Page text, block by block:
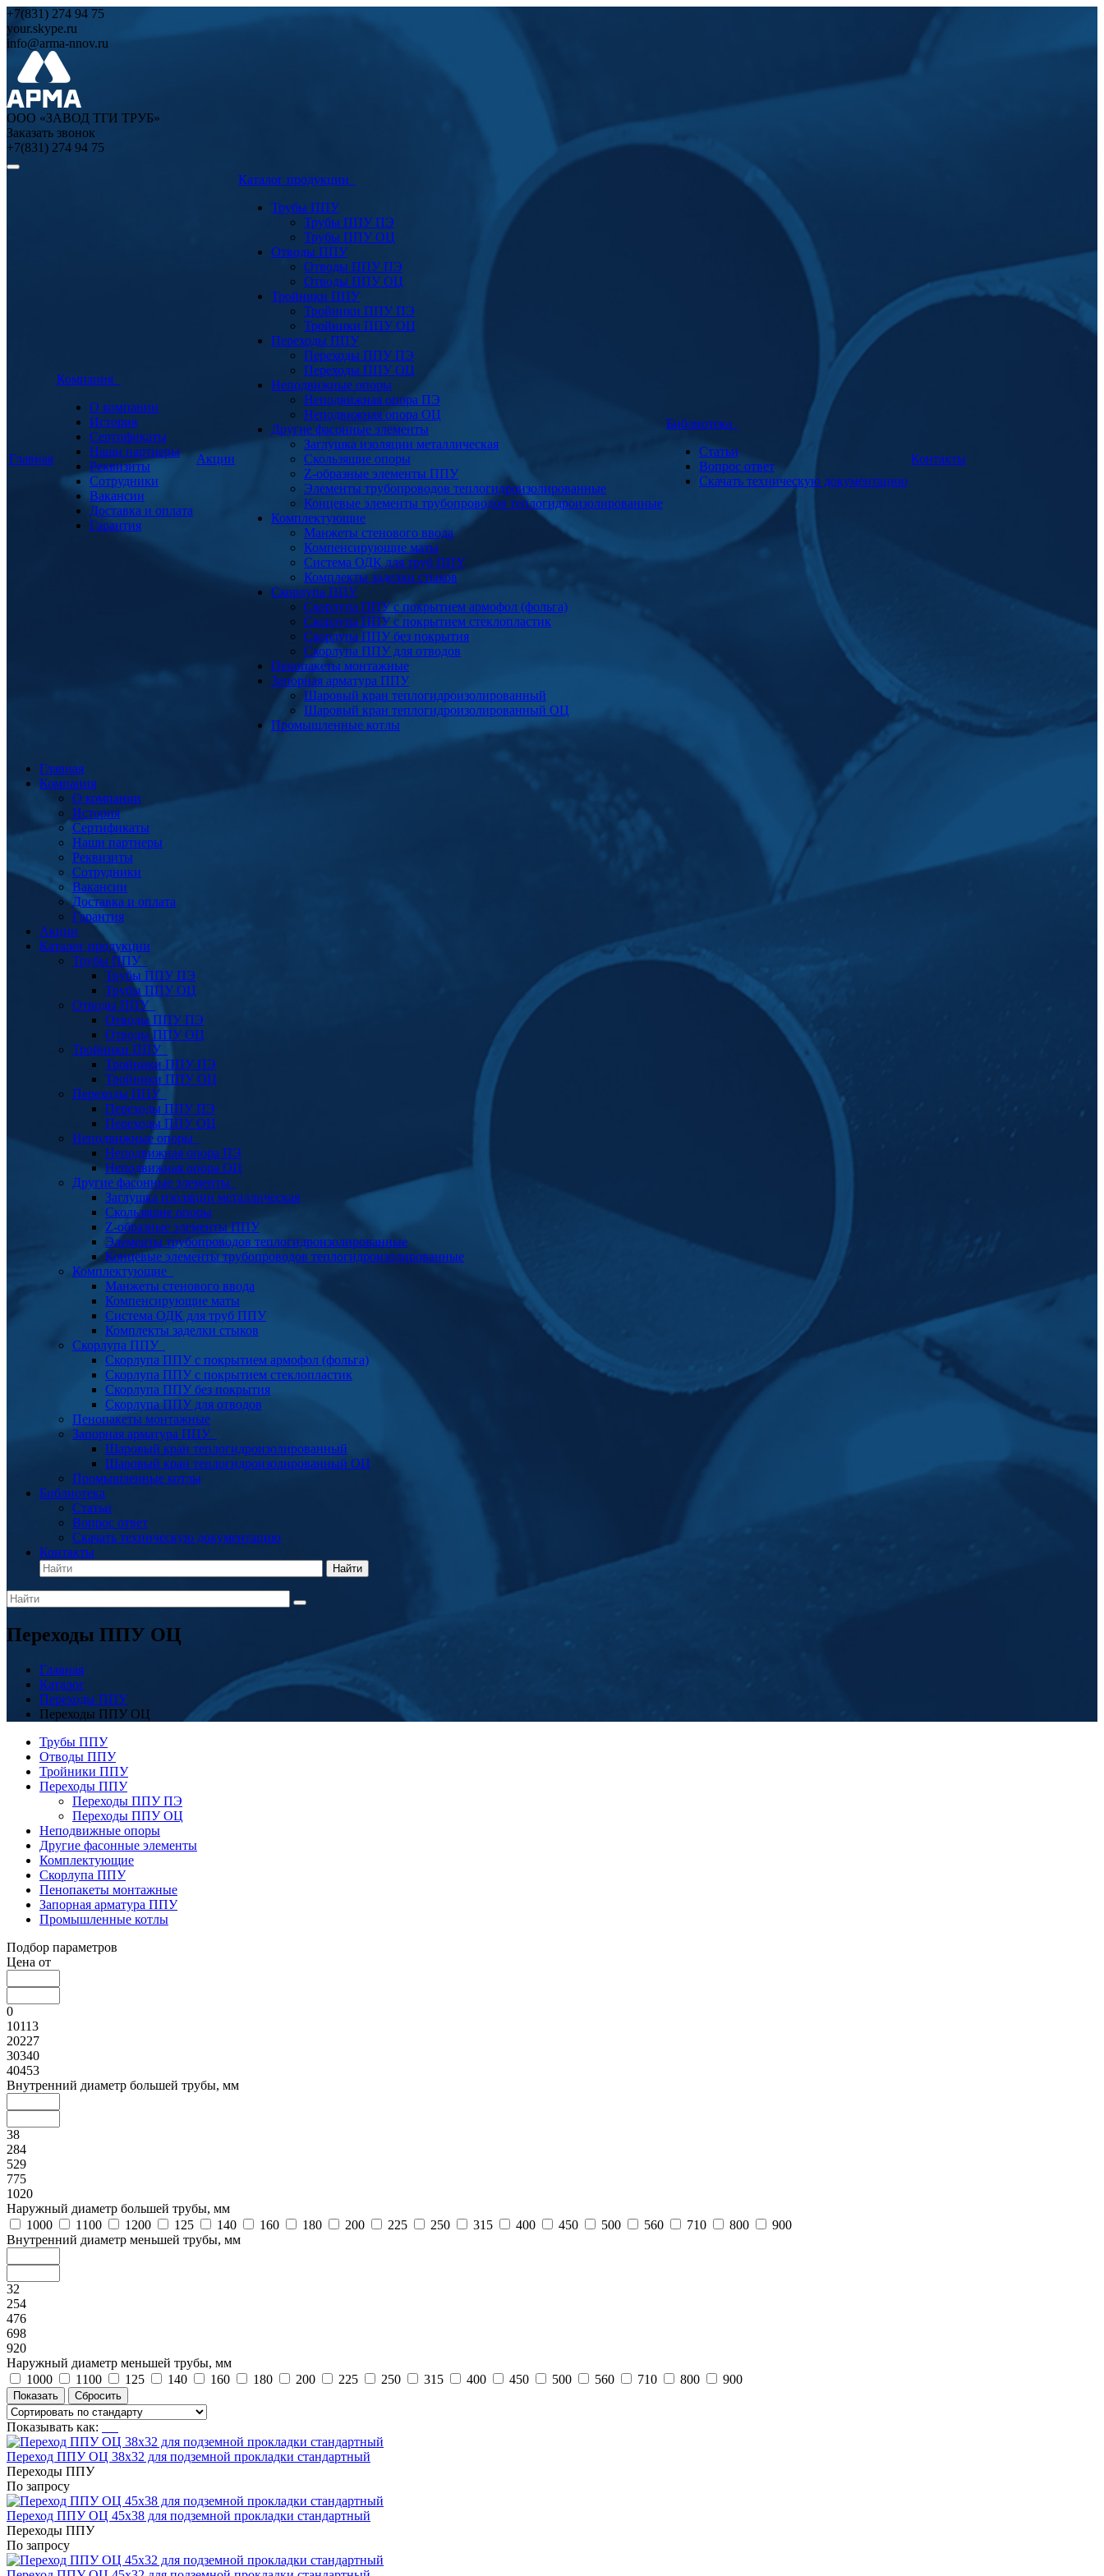
+7(831) 274 94 75
your.skype.ru
info@arma-nnov.ru
ООО «ЗАВОД ТГИ ТРУБ»
Заказать звонок
+7(831) 274 94 75
Главная
Компания
О компании
История
Сертификаты
Наши партнеры
Реквизиты
Сотрудники
Вакансии
Доставка и оплата
Гарантия
Акции
Каталог продукции
Трубы ППУ
Трубы ППУ ПЭ
Трубы ППУ ОЦ
Отводы ППУ
Отводы ППУ ПЭ
Отводы ППУ ОЦ
Тройники ППУ
Тройники ППУ ПЭ
Тройники ППУ ОЦ
Переходы ППУ
Переходы ППУ ПЭ
Переходы ППУ ОЦ
Неподвижные опоры
Неподвижная опора ПЭ
Неподвижная опора ОЦ
Другие фасонные элементы
Заглушка изоляции металлическая
Скользящие опоры
Z-образные элементы ППУ
Элементы трубопроводов теплогидроизолированные
Концевые элементы трубопроводов теплогидроизолированные
Комплектующие
Манжеты стенового ввода
Компенсирующие маты
Система ОДК для труб ППУ
Комплекты заделки стыков
Скорлупа ППУ
Скорлупа ППУ с покрытием армофол (фольга)
Скорлупа ППУ с покрытием стеклопластик
Скорлупа ППУ без покрытия
Скорлупа ППУ для отводов
Пенопакеты монтажные
Запорная арматура ППУ
Шаровый кран теплогидроизолированный
Шаровый кран теплогидроизолированный ОЦ
Промышленные котлы
Библиотека
Статьи
Вопрос ответ
Скачать техническую документацию
Контакты
Главная
Компания
О компании
История
Сертификаты
Наши партнеры
Реквизиты
Сотрудники
Вакансии
Доставка и оплата
Гарантия
Акции
Каталог продукции
Трубы ППУ
Трубы ППУ ПЭ
Трубы ППУ ОЦ
Отводы ППУ
Отводы ППУ ПЭ
Отводы ППУ ОЦ
Тройники ППУ
Тройники ППУ ПЭ
Тройники ППУ ОЦ
Переходы ППУ
Переходы ППУ ПЭ
Переходы ППУ ОЦ
Неподвижные опоры
Неподвижная опора ПЭ
Неподвижная опора ОЦ
Другие фасонные элементы
Заглушка изоляции металлическая
Скользящие опоры
Z-образные элементы ППУ
Элементы трубопроводов теплогидроизолированные
Концевые элементы трубопроводов теплогидроизолированные
Комплектующие
Манжеты стенового ввода
Компенсирующие маты
Система ОДК для труб ППУ
Комплекты заделки стыков
Скорлупа ППУ
Скорлупа ППУ с покрытием армофол (фольга)
Скорлупа ППУ с покрытием стеклопластик
Скорлупа ППУ без покрытия
Скорлупа ППУ для отводов
Пенопакеты монтажные
Запорная арматура ППУ
Шаровый кран теплогидроизолированный
Шаровый кран теплогидроизолированный ОЦ
Промышленные котлы
Библиотека
Статьи
Вопрос ответ
Скачать техническую документацию
Контакты
Найти
Переходы ППУ ОЦ
Главная
Каталог
Переходы ППУ
Переходы ППУ ОЦ
Трубы ППУ
Отводы ППУ
Тройники ППУ
Переходы ППУ
Переходы ППУ ПЭ
Переходы ППУ ОЦ
Неподвижные опоры
Другие фасонные элементы
Комплектующие
Скорлупа ППУ
Пенопакеты монтажные
Запорная арматура ППУ
Промышленные котлы
Подбор параметров
Цена от
0
10113
20227
30340
40453
Внутренний диаметр большей трубы, мм
38
284
529
775
1020
Наружный диаметр большей трубы, мм
1000
1100 1200 125 140 160 180 200 225 250 315 400 450 500 560 710 800
900
Внутренний диаметр меньшей трубы, мм
32
254
476
698
920
Наружный диаметр меньшей трубы, мм
1000
1100 125 140 160 180 200 225 250 315 400 450 500 560 710 800 900
Показывать как:
Переход ППУ ОЦ 38x32 для подземной прокладки стандартный
Переходы ППУ
По запросу
Переход ППУ ОЦ 45x38 для подземной прокладки стандартный
Переходы ППУ
По запросу